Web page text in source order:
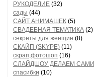
РУКОДЕЛИЕ (32)
сады (44)
САЙТ АНИМАШЕК (5)
СВАДЕБНАЯ ТЕМАТИКА (2)
секреты для женщин (8)
СКАЙП (SKYPE) (11)
скрап,фотошоп (16)
СЛАЙДШОУ ДЕЛАЕМ САМИ
спасибки (10)